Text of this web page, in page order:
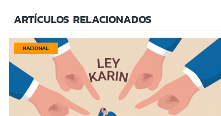
ARTÍCULOS RELACIONADOS
NACIONAL